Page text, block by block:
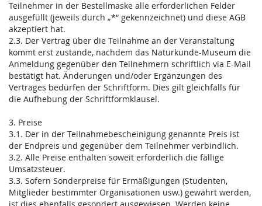
Teilnehmer in der Bestellmaske alle erforderlichen Felder
ausgefüllt (jeweils durch „*“ gekennzeichnet) und diese AGB
akzeptiert hat.
2.3. Der Vertrag über die Teilnahme an der Veranstaltung
kommt erst zustande, nachdem das Naturkunde-Museum die
Anmeldung gegenüber den Teilnehmern schriftlich via E-Mail
bestätigt hat. Änderungen und/oder Ergänzungen des
Vertrages bedürfen der Schriftform. Dies gilt gleichfalls für
die Aufhebung der Schriftformklausel.
3. Preise
3.1. Der in der Teilnahmebescheinigung genannte Preis ist
der Endpreis und gegenüber dem Teilnehmer verbindlich.
3.2. Alle Preise enthalten soweit erforderlich die fällige
Umsatzsteuer.
3.3. Sofern Sonderpreise für Ermäßigungen (Studenten,
Mitglieder bestimmter Organisationen usw.) gewährt werden,